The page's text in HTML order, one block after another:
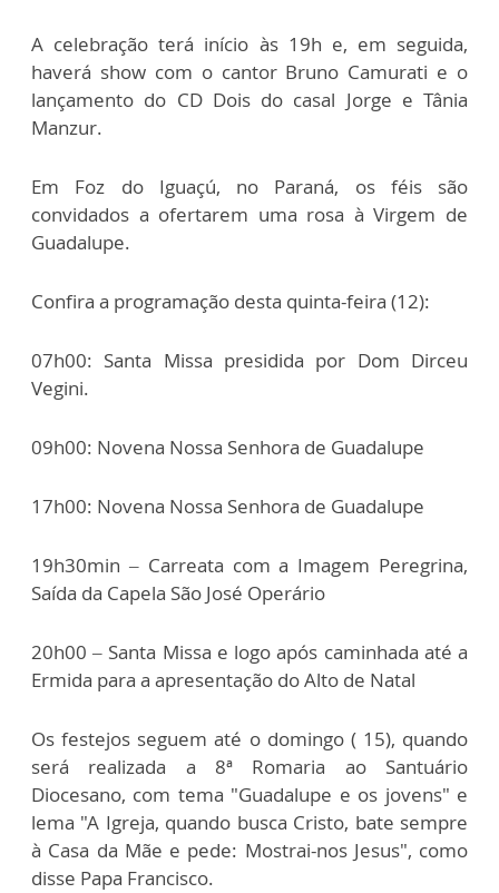
A celebração terá início às 19h e, em seguida,
haverá show com o cantor Bruno Camurati e o
lançamento do CD Dois do casal Jorge e Tânia
Manzur.
Em Foz do Iguaçú, no Paraná, os féis são
convidados a ofertarem uma rosa à Virgem de
Guadalupe.
Confira a programação desta quinta-feira (12):
07h00: Santa Missa presidida por Dom Dirceu
Vegini.
09h00: Novena Nossa Senhora de Guadalupe
17h00: Novena Nossa Senhora de Guadalupe
19h30min – Carreata com a Imagem Peregrina,
Saída da Capela São José Operário
20h00 – Santa Missa e logo após caminhada até a
Ermida para a apresentação do Alto de Natal
Os festejos seguem até o domingo ( 15), quando
será realizada a 8ª Romaria ao Santuário
Diocesano, com tema "Guadalupe e os jovens" e
lema "A Igreja, quando busca Cristo, bate sempre
à Casa da Mãe e pede: Mostrai-nos Jesus", como
disse Papa Francisco.